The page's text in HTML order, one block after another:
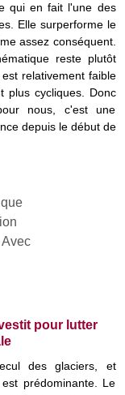
qui en fait l'une des
Elle surperforme le
assez conséquent.
reste plutôt
relativement faible
plus cycliques. Donc
nous, c'est une
depuis le début de
pour lutter
des glaciers, et
prédominante. Le